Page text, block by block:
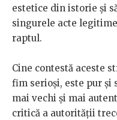
estetice din istorie și
singurele acte
raptul.
Cine contestă aceste
fim serioși, este pur
mai vechi și mai
critică a autorității